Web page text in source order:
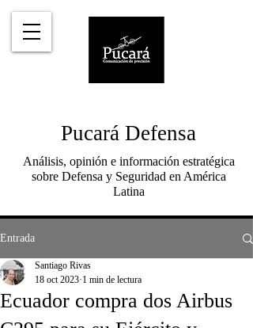
Pucará Defensa
Análisis, opinión e información estratégica
sobre Defensa y Seguridad en América
Latina
Entrada
Ecuador compra dos Airbus
Santiago Rivas
18 oct 2023 1 min de lectura